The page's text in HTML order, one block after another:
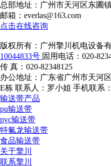
总部地址：广州市天河区东圃
邮箱：everlas@163.com
点击在线咨询
版权所有：广州擎川机电设备
10044833号 固用电话：020-
传 真：020-82348125
办公地址：广东省广州市天河
E栋 联系人：罗小姐 手机联系
输送带产品
pu输送带
pvc输送带
特氟龙输送带
食品输送带
关于擎川
联系擎川